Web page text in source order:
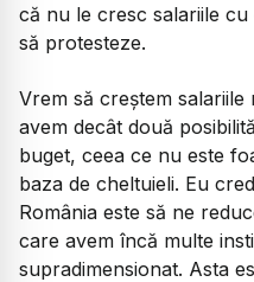
că nu le cresc salariile
să protesteze.
Vrem să creștem
avem decât două
buget, ceea ce nu este
baza de cheltuieli. Eu
România este să ne
care avem încă multe
supradimensionat. Asta